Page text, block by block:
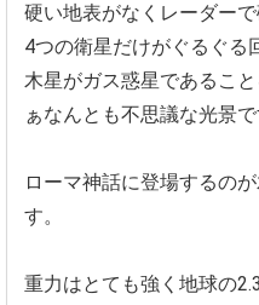
硬い地表がなくレーダー
4つの衛星だけがぐるぐる
木星がガス惑星であるこ
ぁなんとも不思議な光景で
ローマ神話に登場するの
す。
重力はとても強く地球の2.